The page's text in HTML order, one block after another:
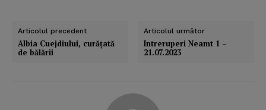
Articolul precedent
Albia Cuejdiului, curăţată
de bălării
Articolul următor
Intreruperi Neamt 1 –
21.07.2023